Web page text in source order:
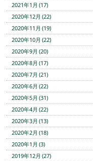
2021年1月 (17)
2020年12月 (22)
2020年11月 (19)
2020年10月 (22)
2020年9月 (20)
2020年8月 (17)
2020年7月 (21)
2020年6月 (22)
2020年5月 (31)
2020年4月 (22)
2020年3月 (13)
2020年2月 (18)
2020年1月 (3)
2019年12月 (27)